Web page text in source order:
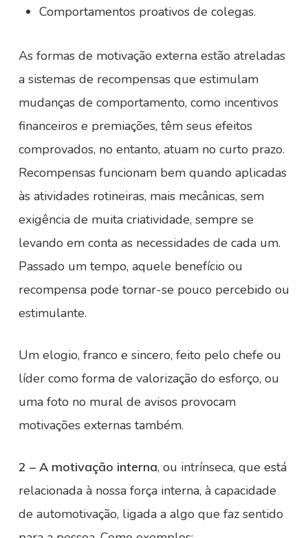
Comportamentos proativos de colegas.
As formas de motivação externa estão atreladas
a sistemas de recompensas que estimulam
mudanças de comportamento, como incentivos
financeiros e premiações, têm seus efeitos
comprovados, no entanto, atuam no curto prazo.
Recompensas funcionam bem quando aplicadas
às atividades rotineiras, mais mecânicas, sem
exigência de muita criatividade, sempre se
levando em conta as necessidades de cada um.
Passado um tempo, aquele benefício ou
recompensa pode tornar-se pouco percebido ou
estimulante.
Um elogio, franco e sincero, feito pelo chefe ou
líder como forma de valorização do esforço, ou
uma foto no mural de avisos provocam
motivações externas também.
2 – A motivação interna, ou intrínseca, que está
relacionada à nossa força interna, à capacidade
de automotivação, ligada a algo que faz sentido